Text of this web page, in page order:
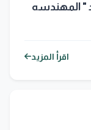
" المهندسه
اقرأ المزيد